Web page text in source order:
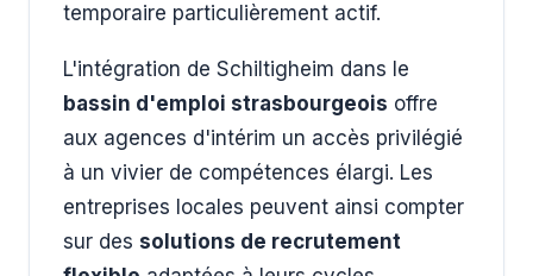
temporaire particulièrement actif.
L'intégration de Schiltigheim dans le
bassin d'emploi strasbourgeois offre
aux agences d'intérim un accès privilégié
à un vivier de compétences élargi. Les
entreprises locales peuvent ainsi compter
sur des solutions de recrutement